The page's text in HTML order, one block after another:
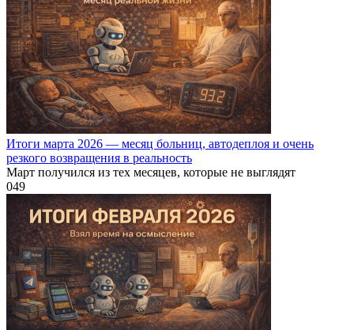
Итоги марта 2026 — месяц больниц, автодеплоя и очень
резкого возвращения в реальность
Март получился из тех месяцев, которые не выглядят
049